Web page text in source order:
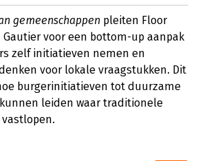
gemeenschappen pleiten Floor
Gautier voor een bottom-up aanpak
zelf initiatieven nemen en
voor lokale vraagstukken. Dit
burgerinitiatieven tot duurzame
leiden waar traditionele